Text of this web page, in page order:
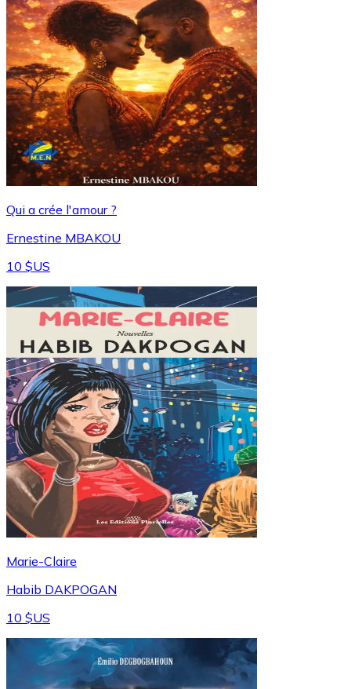
Qui a crée l'amour ?
Ernestine MBAKOU
10 $US
Marie-Claire
Habib DAKPOGAN
10 $US